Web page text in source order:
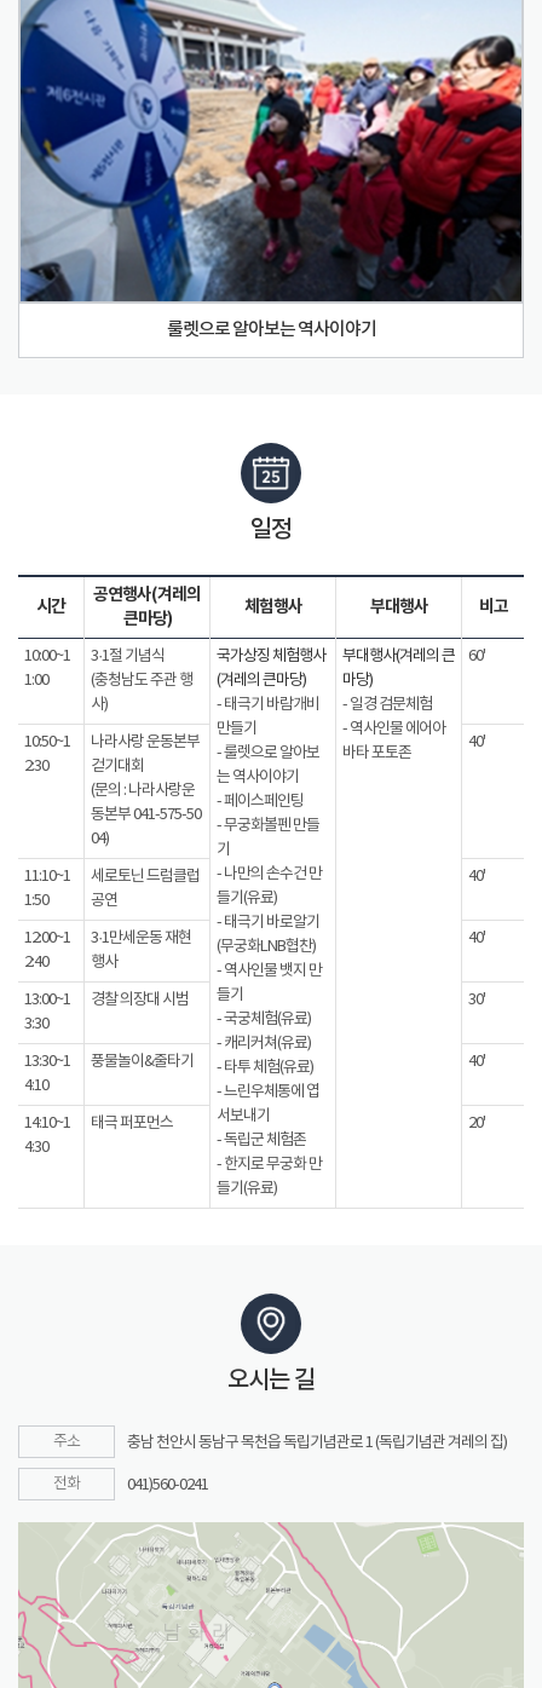
룰렛으로 알아보는 역사이야기
일정
시간
공연행사(겨레의
큰마당)
체험행사 부대행사 비고
10:00~1
1:00
3·1절 기념식
(충청남도 주관 행
사)
국가상징 체험행사
(겨레의 큰마당)
- 태극기 바람개비
만들기
- 룰렛으로 알아보
는 역사이야기
- 페이스페인팅
- 무궁화볼펜 만들
기
- 나만의 손수건 만
들기(유료)
- 태극기 바로알기
(무궁화LNB협찬)
- 역사인물 뱃지 만
들기
- 국궁체험(유료)
- 캐리커쳐(유료)
- 타투 체험(유료)
- 느린우체통에 엽
서보내기
- 독립군 체험존
- 한지로 무궁화 만
들기(유료)
부대행사(겨레의 큰
마당)
- 일경 검문체험
- 역사인물 에어아
바타 포토존
60'
10:50~1
2:30
나라사랑 운동본부
걷기대회
(문의 : 나라사랑운
동본부 041-575-50
04)
40'
11:10~1
1:50
세로토닌 드럼클럽
공연
40'
12:00~1
2:40
3·1만세운동 재현
행사
40'
13:00~1
3:30
경찰 의장대 시범 30'
13:30~1
4:10
풍물놀이&줄타기 40'
14:10~1
4:30
태극 퍼포먼스 20'
오시는 길
주소 충남 천안시 동남구 목천읍 독립기념관로 1 (독립기념관 겨레의 집)
전화 041)560-0241